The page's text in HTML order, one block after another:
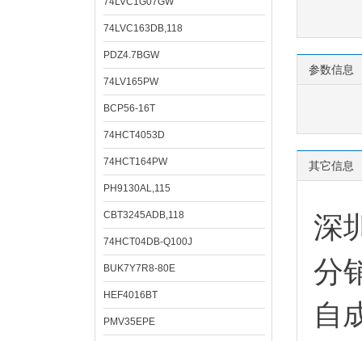
74LVC163DB,118
PDZ4.7BGW
74LV165PW
BCP56-16T
74HCT4053D
74HCT164PW
PH9130AL,115
CBT3245ADB,118
74HCT04DB-Q100J
BUK7Y7R8-80E
HEF4016BT
PMV35EPE
参数信息
其它信息
深
分
自